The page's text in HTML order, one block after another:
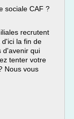
sociale CAF ?
recrutent
la fin de
d'avenir qui
tenter votre
Nous vous